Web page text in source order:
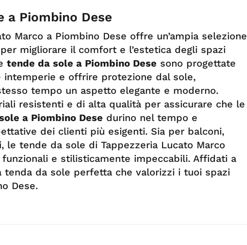
a Piombino Dese
Marco a Piombino Dese offre un’ampia selezione
migliorare il comfort e l’estetica degli spazi
tende da sole a Piombino Dese sono progettate
intemperie e offrire protezione dal sole,
tempo un aspetto elegante e moderno.
resistenti e di alta qualità per assicurare che le
a Piombino Dese durino nel tempo e
dei clienti più esigenti. Sia per balconi,
le tende da sole di Tappezzeria Lucato Marco
e stilisticamente impeccabili. Affidati a
tenda da sole perfetta che valorizzi i tuoi spazi
Dese.